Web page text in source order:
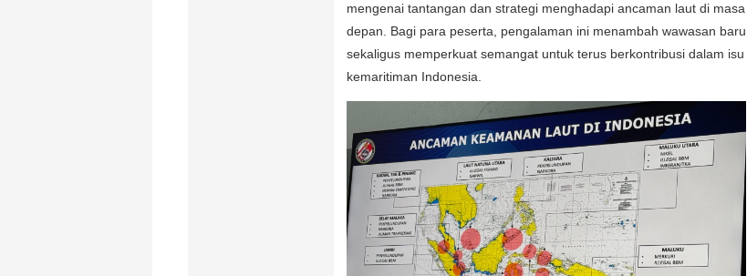
mengenai tantangan dan strategi menghadapi ancaman laut di masa
depan. Bagi para peserta, pengalaman ini menambah wawasan baru
sekaligus memperkuat semangat untuk terus berkontribusi dalam isu
kemaritiman Indonesia.